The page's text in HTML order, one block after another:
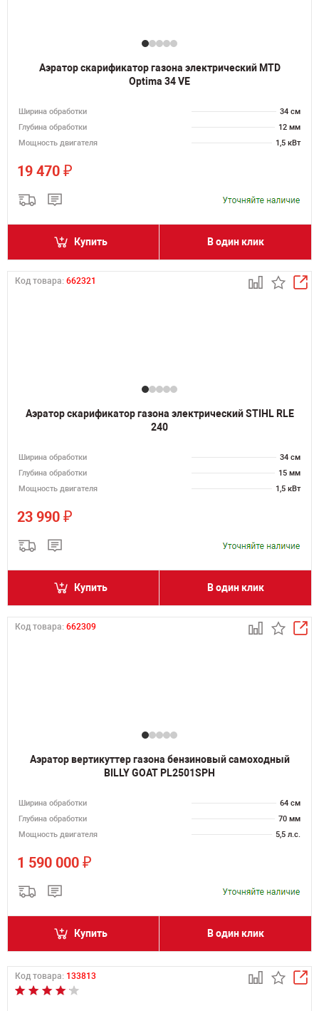
Аэратор скарификатор газона электрический MTD
Optima 34 VE
Ширина обработки
34 см
Глубина обработки
12 мм
Мощность двигателя
1,5 кВт
19 470 ₽
Купить В один клик
Код товара: 662321
Аэратор скарификатор газона электрический STIHL RLE
240
Ширина обработки
34 см
Глубина обработки
15 мм
Мощность двигателя
1,5 кВт
23 990 ₽
Купить В один клик
Код товара: 662309
Аэратор вертикуттер газона бензиновый самоходный
BILLY GOAT PL2501SPH
Ширина обработки
64 см
Глубина обработки
70 мм
Мощность двигателя
5,5 л.с.
1 590 000 ₽
Купить В один клик
Код товара: 133813